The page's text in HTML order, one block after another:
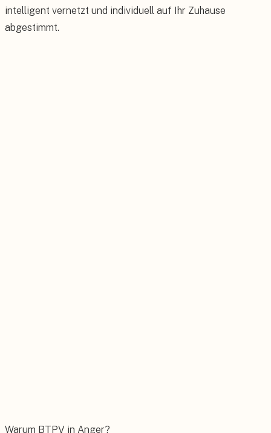
intelligent vernetzt und individuell auf Ihr Zuhause
abgestimmt.
Warum BTPV in Anger?